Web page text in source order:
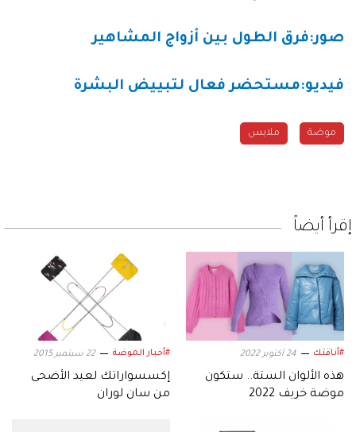
صور:فرق الطول بين أزواج المشاهير
فيديو:مستحضر فعال لتبييض البشرة
موضة ملابس
إقرأ أيضاً
#أناقتك 24 أكتوبر 2022
هذه الألوان الستة.. ستكون
موضة خريف 2022
#أخبار الموضة 22 سبتمبر 2015
إكسسواراتك لعيد الأضحى
من سان لوران